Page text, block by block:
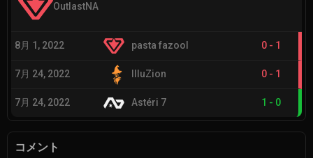
OutlastNA
8月 1, 2022 pasta fazool 0 - 1
7月 24, 2022 IlluZion 0 - 1
7月 24, 2022 Astéri 7 1 - 0
コメント